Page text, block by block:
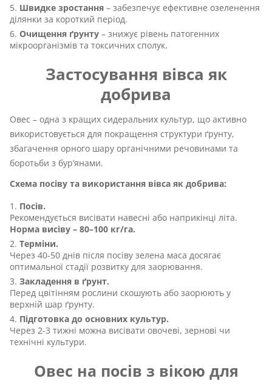
Швидке зростання – забезпечує ефективне озеленення
ділянки за короткий період.
Очищення ґрунту – знижує рівень патогенних
мікроорганізмів та токсичних сполук.
Застосування вівса як
добрива
Овес – одна з кращих сидеральних культур, що активно
використовується для покращення структури ґрунту,
збагачення орного шару органічними речовинами та
боротьби з бур’янами.
Схема посіву та використання вівса як добрива:
Посів.
Рекомендується висівати навесні або наприкінці літа.
Норма висіву – 80–100 кг/га.
Терміни.
Через 40-50 днів після посіву зелена маса досягає
оптимальної стадії розвитку для заорювання.
Закладення в ґрунт.
Перед цвітінням рослини скошують або заорюють у
верхній шар ґрунту.
Підготовка до основних культур.
Через 2-3 тижні можна висівати овочеві, зернові чи
технічні культури.
Овес на посів з вікою для